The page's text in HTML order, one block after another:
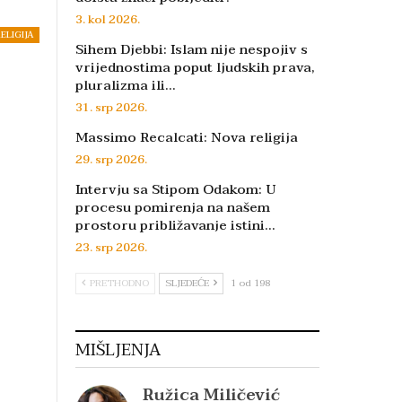
3. kol 2026.
Sihem Djebbi: Islam nije nespojiv s
vrijednostima poput ljudskih prava,
pluralizma ili…
31. srp 2026.
Massimo Recalcati: Nova religija
29. srp 2026.
Intervju sa Stipom Odakom: U
procesu pomirenja na našem
prostoru približavanje istini…
23. srp 2026.
PRETHODNO SLJEDEĆE 1 od 198
MIŠLJENJA
Ružica Miličević